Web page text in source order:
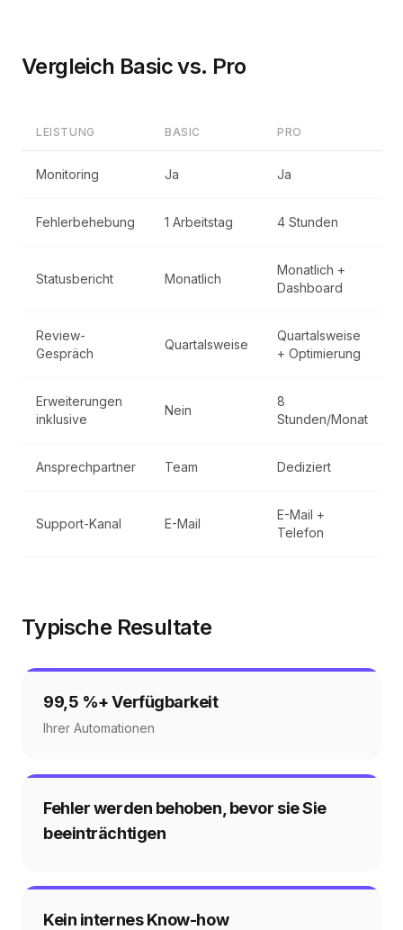
Vergleich Basic vs. Pro
LEISTUNG BASIC PRO
Monitoring Ja Ja
Fehlerbehebung 1 Arbeitstag 4 Stunden
Statusbericht Monatlich
Monatlich +
Dashboard
Review-
Gespräch
Quartalsweise
Quartalsweise
+ Optimierung
Erweiterungen
inklusive
Nein
8
Stunden/Monat
Ansprechpartner Team Dediziert
Support-Kanal E-Mail
E-Mail +
Telefon
Typische Resultate
99,5 %+ Verfügbarkeit
Ihrer Automationen
Fehler werden behoben, bevor sie Sie
beeinträchtigen
Kein internes Know-how